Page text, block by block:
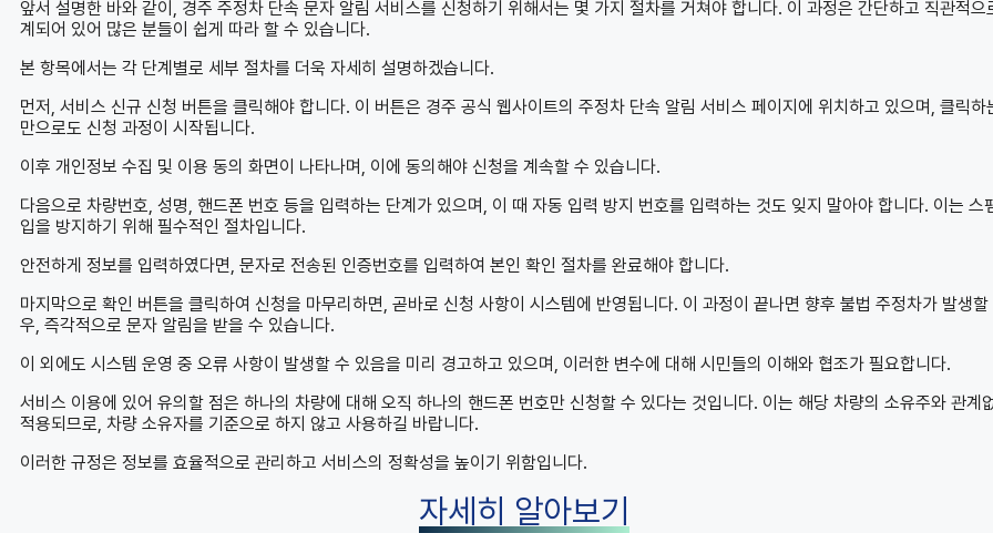
앞서 설명한 바와 같이, 경주 주정차 단속 문자 알림 서비스를 신청하기 위해서는 몇 가지 절차를 거쳐야 합니다. 이 과정은 간단하고 직관적으
계되어 있어 많은 분들이 쉽게 따라 할 수 있습니다.
본 항목에서는 각 단계별로 세부 절차를 더욱 자세히 설명하겠습니다.
먼저, 서비스 신규 신청 버튼을 클릭해야 합니다. 이 버튼은 경주 공식 웹사이트의 주정차 단속 알림 서비스 페이지에 위치하고 있으며, 클릭하
만으로도 신청 과정이 시작됩니다.
이후 개인정보 수집 및 이용 동의 화면이 나타나며, 이에 동의해야 신청을 계속할 수 있습니다.
다음으로 차량번호, 성명, 핸드폰 번호 등을 입력하는 단계가 있으며, 이 때 자동 입력 방지 번호를 입력하는 것도 잊지 말아야 합니다. 이는 스
입을 방지하기 위해 필수적인 절차입니다.
안전하게 정보를 입력하였다면, 문자로 전송된 인증번호를 입력하여 본인 확인 절차를 완료해야 합니다.
마지막으로 확인 버튼을 클릭하여 신청을 마무리하면, 곧바로 신청 사항이 시스템에 반영됩니다. 이 과정이 끝나면 향후 불법 주정차가 발생할
우, 즉각적으로 문자 알림을 받을 수 있습니다.
이 외에도 시스템 운영 중 오류 사항이 발생할 수 있음을 미리 경고하고 있으며, 이러한 변수에 대해 시민들의 이해와 협조가 필요합니다.
서비스 이용에 있어 유의할 점은 하나의 차량에 대해 오직 하나의 핸드폰 번호만 신청할 수 있다는 것입니다. 이는 해당 차량의 소유주와 관계
적용되므로, 차량 소유자를 기준으로 하지 않고 사용하길 바랍니다.
이러한 규정은 정보를 효율적으로 관리하고 서비스의 정확성을 높이기 위함입니다.
자세히 알아보기